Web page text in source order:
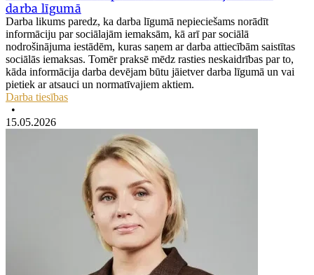
darba līgumā
Darba likums paredz, ka darba līgumā nepieciešams norādīt
informāciju par sociālajām iemaksām, kā arī par sociālā
nodrošinājuma iestādēm, kuras saņem ar darba attiecībām saistītas
sociālās iemaksas. Tomēr praksē mēdz rasties neskaidrības par to,
kāda informācija darba devējam būtu jāietver darba līgumā un vai
pietiek ar atsauci un normatīvajiem aktiem.
Darba tiesības
•
15.05.2026